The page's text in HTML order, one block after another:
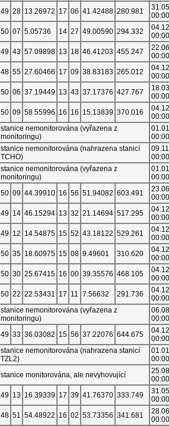
49 28 13.26972 17 06 41.42488 280.981
00:00
50 07 5.05736 14 27 49.00590 294.332
00:00
49 43 57.09898 13 18 46.41203 455.247
00:00
48 55 27.60466 17 09 38.83183 265.012
00:00
50 06 37.19449 13 43 37.17376 427.767
00:00
50 09 58.55996 16 16 15.13839 370.016
00:00
stanice nemonitorována (vyřazena z
monitoringu)
00:00
stanice nemonitorována (nahrazena stanicí
TCHO)
00:00
stanice nemonitorována (vyřazena z
monitoringu)
00:00
50 09 44.39910 16 56 51.94082 603.491
00:00
49 14 46.15294 13 32 21.14694 517.295
00:00
49 12 14.54875 15 52 43.18122 529.261
00:00
50 35 18.60975 15 08 9.49601 310.620
00:00
50 30 25.67415 16 00 39.35576 468.105
00:00
50 22 22.53431 17 11 7.56632 291.736
00:00
stanice nemonitorována (vyřazena z
monitoringu)
00:00
49 33 36.03082 15 56 37.22076 644.675
00:00
stanice nemonitorována (nahrazena stanicí
TZL2)
00:00
stanice monitorována, ale nevyhovující
00:00
49 13 16.39339 17 39 41.76370 333.749
00:00
48 51 54.48922 16 02 53.73356 341.681
00:00